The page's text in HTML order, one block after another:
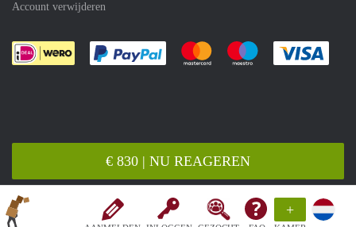
+
€ 830 | NU REAGEREN
Account verwijderen
Je rekent gemakkelijk af met Paypal
Je rekent gemakkelijk af met
Je rekent